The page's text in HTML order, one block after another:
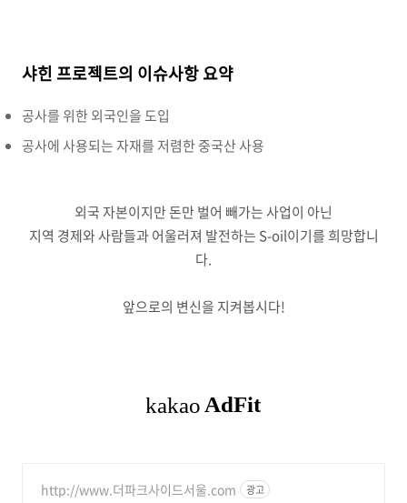
샤힌 프로젝트의 이슈사항 요약
공사를 위한 외국인을 도입
공사에 사용되는 자재를 저렴한 중국산 사용
외국 자본이지만 돈만 벌어 빼가는 사업이 아닌
지역 경제와 사람들과 어울러져 발전하는 S-oil이기를 희망합니
다.
앞으로의 변신을 지켜봅시다!
http://www.더파크사이드서울.com 광고